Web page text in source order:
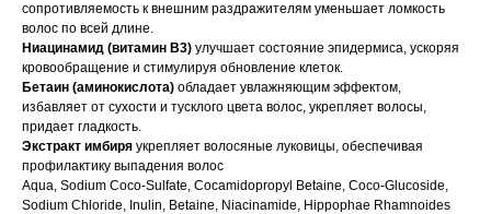
сопротивляемость к внешним раздражителям уменьшает ломкость
волос по всей длине.
Ниацинамид (витамин В3) улучшает состояние эпидермиса, ускоряя
кровообращение и стимулируя обновление клеток.
Бетаин (аминокислота) обладает увлажняющим эффектом,
избавляет от сухости и тусклого цвета волос, укрепляет волосы,
придает гладкость.
Экстракт имбиря укрепляет волосяные луковицы, обеспечивая
профилактику выпадения волос
Aqua, Sodium Coco-Sulfate, Cocamidopropyl Betaine, Coco-Glucoside,
Sodium Chloride, Inulin, Betaine, Niacinamide, Hippophae Rhamnoides